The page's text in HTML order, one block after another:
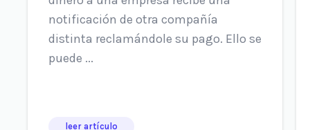
notificación de otra compañía
distinta reclamándole su pago. Ello se
puede ...
leer artículo